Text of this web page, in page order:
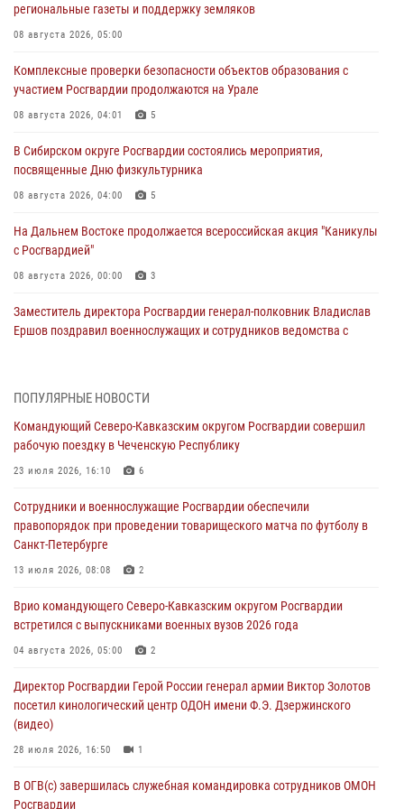
региональные газеты и поддержку земляков
08 августа 2026, 05:00
Комплексные проверки безопасности объектов образования с
участием Росгвардии продолжаются на Урале
08 августа 2026, 04:01 5
В Сибирском округе Росгвардии состоялись мероприятия,
посвященные Дню физкультурника
08 августа 2026, 04:00 5
На Дальнем Востоке продолжается всероссийская акция "Каникулы
с Росгвардией"
08 августа 2026, 00:00 3
Заместитель директора Росгвардии генерал-полковник Владислав
Ершов поздравил военнослужащих и сотрудников ведомства с
операция войск правопорядка
07 августа 2026, 15:28
пресечена противоправная деятельность, связанная с пропагандой
терроризма (видео)
07 августа 2026, 13:30
нарушений миграционного законодательства
07 августа 2026, 12:54
07 августа 2026, 12:37
ПОПУЛЯРНЫЕ НОВОСТИ
Командующий Северо-Кавказским округом Росгвардии совершил
рабочую поездку в Чеченскую Республику
23 июля 2026, 16:10 6
Сотрудники и военнослужащие Росгвардии обеспечили
правопорядок при проведении товарищеского матча по футболу в
Санкт-Петербурге
13 июля 2026, 08:08 2
Врио командующего Северо-Кавказским округом Росгвардии
встретился с выпускниками военных вузов 2026 года
04 августа 2026, 05:00 2
Директор Росгвардии Герой России генерал армии Виктор Золотов
посетил кинологический центр ОДОН имени Ф.Э. Дзержинского
(видео)
28 июля 2026, 16:50 1
В ОГВ(с) завершилась служебная командировка сотрудников ОМОН
Росгвардии